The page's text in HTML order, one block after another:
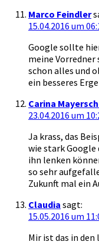
Marco Feindler
15.04.2016 um
Google sollte
meine Vorredner
schon alles und
ein besseres
Carina
23.04.2016 um
Ja krass, das
wie stark Google
ihn lenken
so sehr
Zukunft mal ein
Claudia sagt:
15.05.2016 um
Mir ist das in